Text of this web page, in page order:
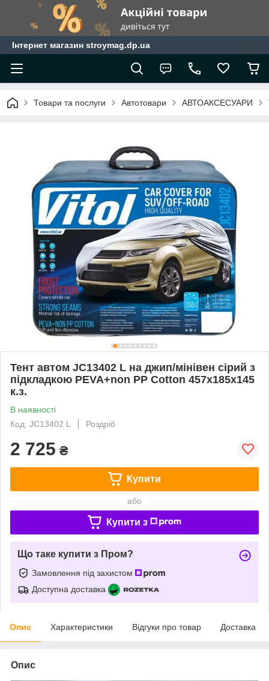
Інтернет магазин stroymag.dp.ua
Товари та послуги Автотовари АВТОАКСЕСУАРИ
Тент автом JC13402 L на джип/мінівен сірий з
підкладкою PEVA+non PP Cotton 457х185х145
к.з.
В наявності
Код: JC13402 L
Роздріб
2 725 ₴
Купити
або
Купити з
Що таке купити з Пром?
Замовлення під захистом
Доступна доставка
Опис Характеристики Відгуки про товар Доставка
Опис